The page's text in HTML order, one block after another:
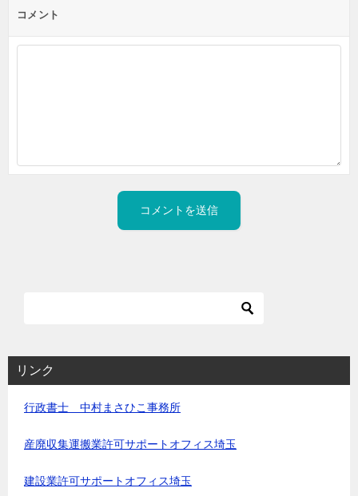
コメント
リンク
行政書士 中村まさひこ事務所
産廃収集運搬業許可サポートオフィス埼玉
建設業許可サポートオフィス埼玉